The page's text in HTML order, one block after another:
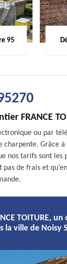
95
FRANCE
ou par
Grâce à
nos tarifs sont les
de frais et
TOITURE,
la ville de Noisy